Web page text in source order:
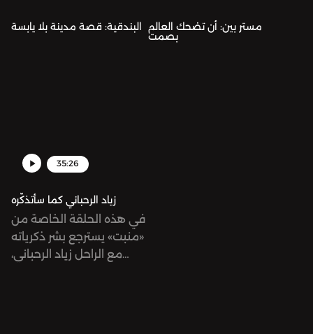
البندقية: قصة مدينة بلا يابسة مستر بين: أن تضحك العالم
بصمت
35:26
زياد الرحباني كما سأتذكّره
في هذه الحلقة الخاصة من
«منبت» يسترجع بشر ذكرياته
مع الراحل زياد الرحباني،